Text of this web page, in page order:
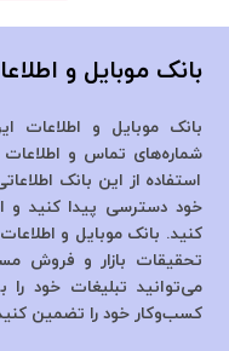
بانک موبایل و
بانک موبایل و اطلاعات
شماره‌های تماس و
استفاده از این بانک
خود دسترسی پیدا کنید و
کنید. بانک موبایل و اطلاعات
تحقیقات بازار و فروش
می‌توانید تبلیغات خود
کسب‌وکار خود را تضمین